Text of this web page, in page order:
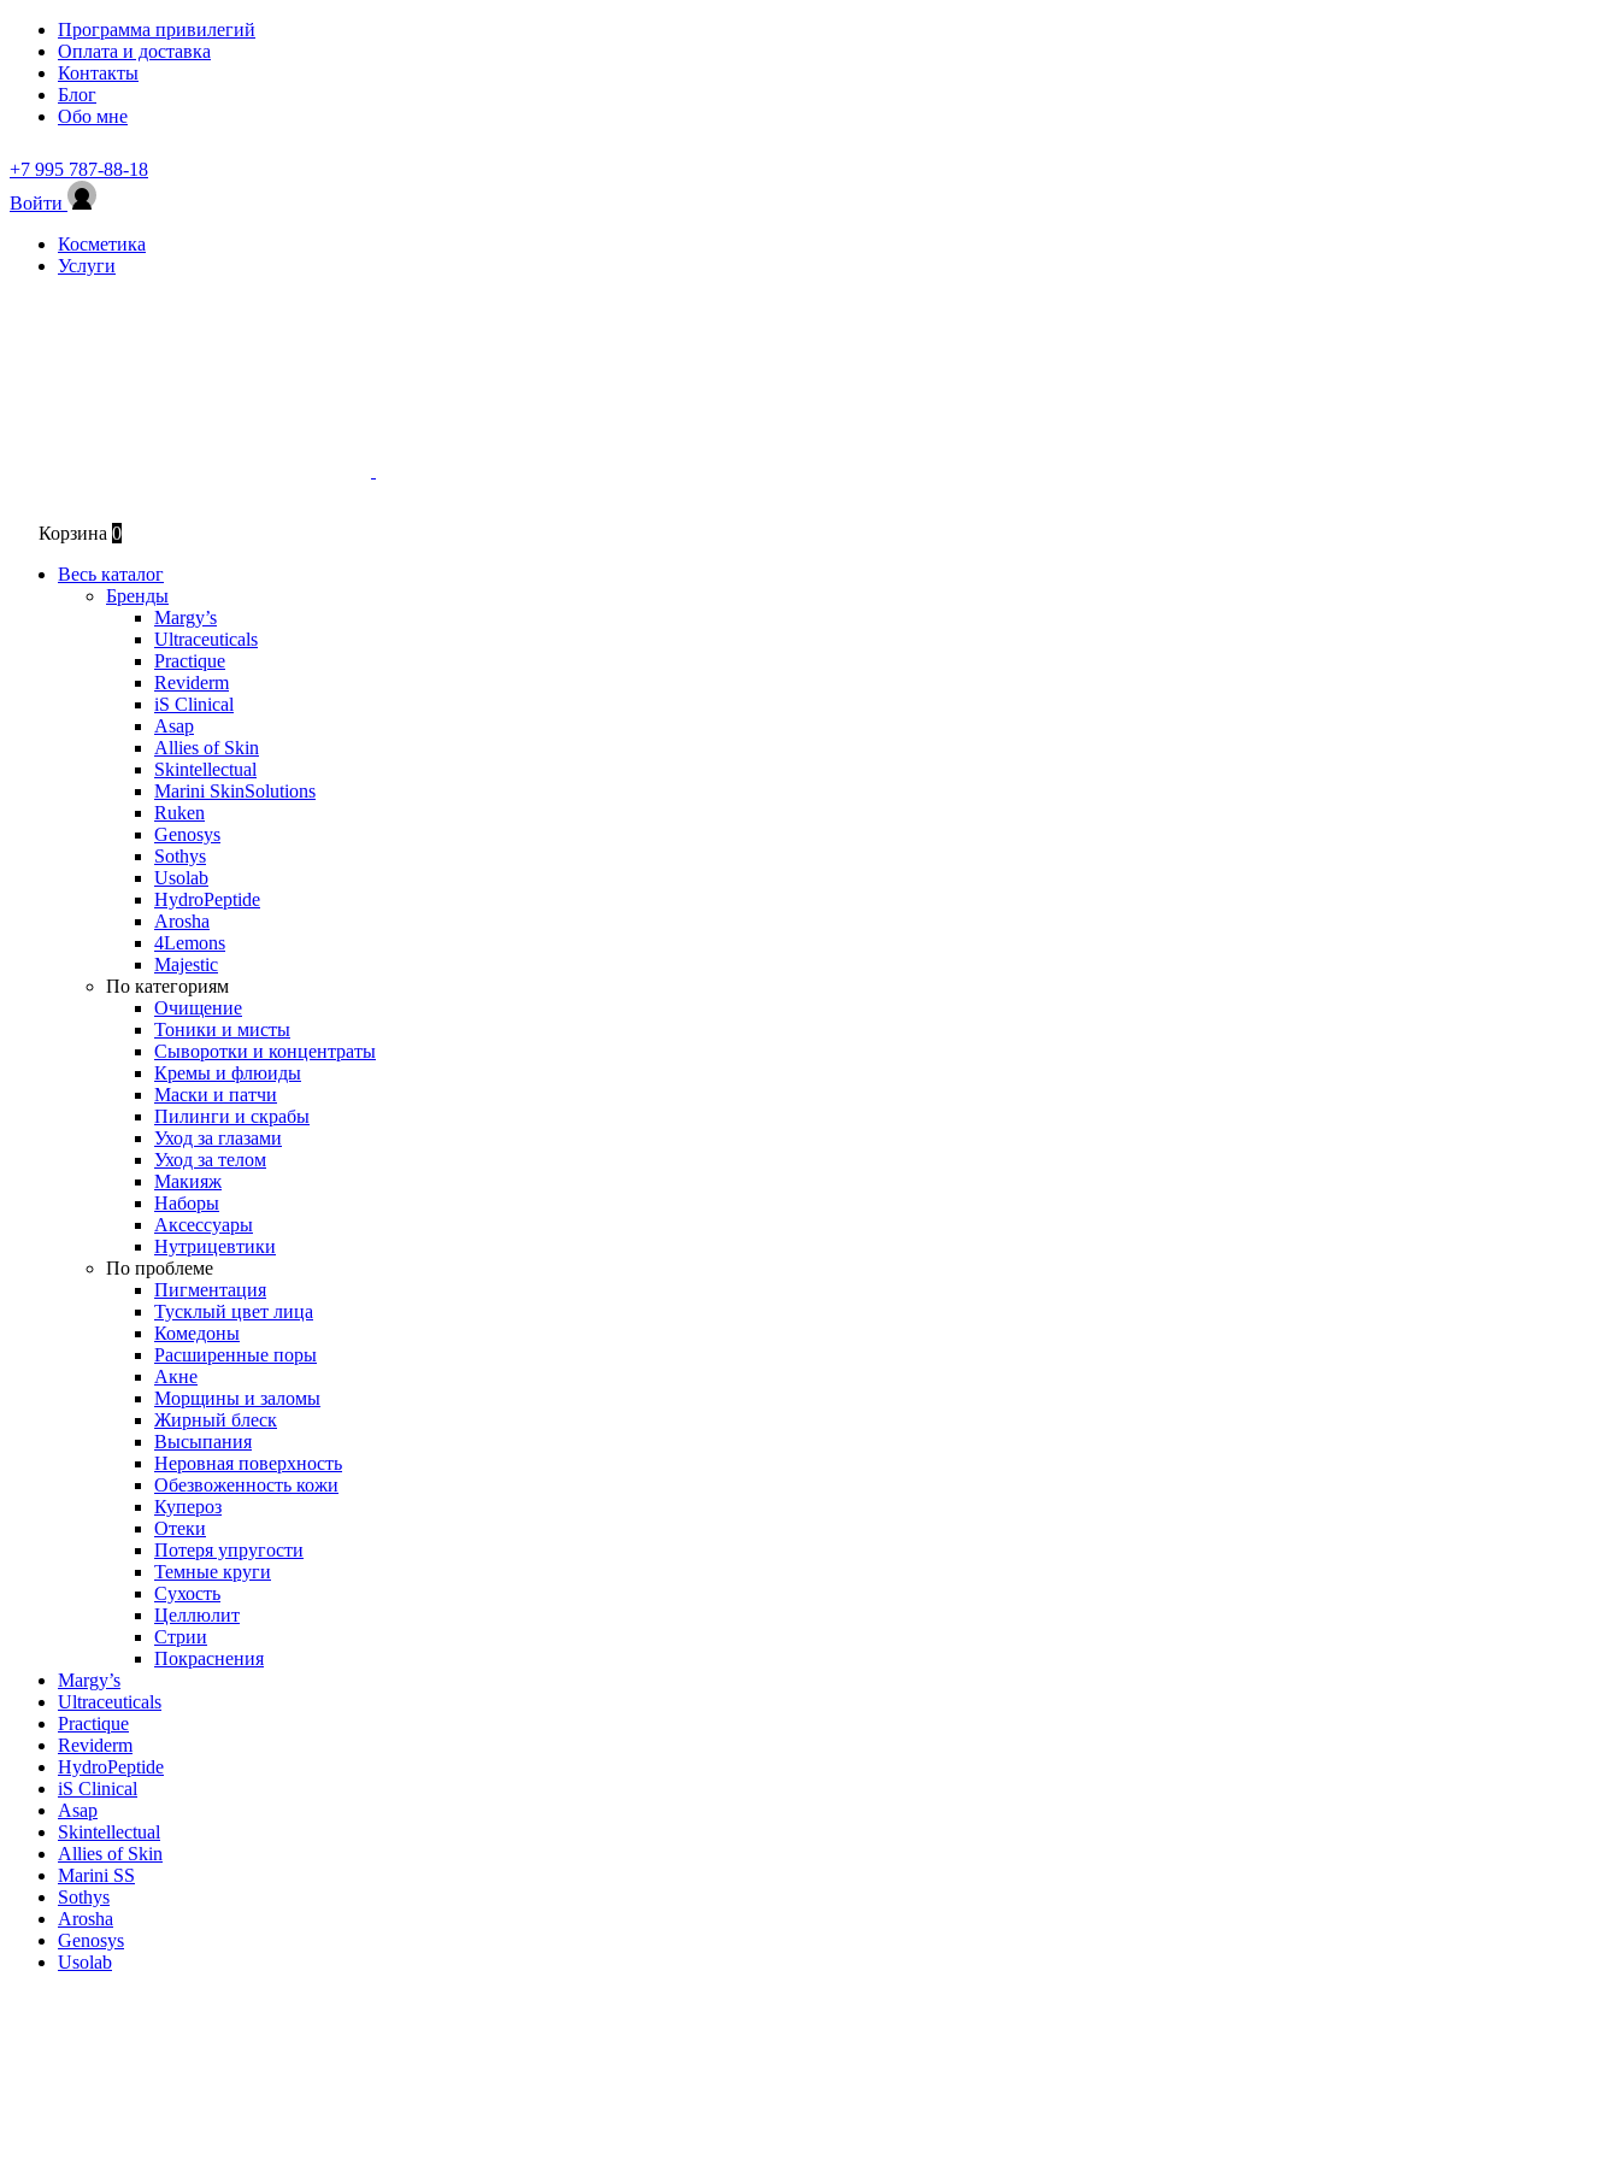
Программа привилегий
Оплата и доставка
Контакты
Блог
Обо мне
+7 995 787-88-18
Войти
Косметика
Услуги
Корзина 0
Весь каталог
Бренды
Margy’s
Ultraceuticals
Practique
Reviderm
iS Clinical
Asap
Allies of Skin
Skintellectual
Marini SkinSolutions
Ruken
Genosys
Sothys
Usolab
HydroPeptide
Arosha
4Lemons
Majestic
По категориям
Очищение
Тоники и мисты
Сыворотки и концентраты
Кремы и флюиды
Маски и патчи
Пилинги и скрабы
Уход за глазами
Уход за телом
Макияж
Наборы
Аксессуары
Нутрицевтики
По проблеме
Пигментация
Тусклый цвет лица
Комедоны
Расширенные поры
Акне
Морщины и заломы
Жирный блеск
Высыпания
Неровная поверхность
Обезвоженность кожи
Купероз
Отеки
Потеря упругости
Темные круги
Сухость
Целлюлит
Стрии
Покраснения
Margy’s
Ultraceuticals
Practique
Reviderm
HydroPeptide
iS Clinical
Asap
Skintellectual
Allies of Skin
Marini SS
Sothys
Arosha
Genosys
Usolab